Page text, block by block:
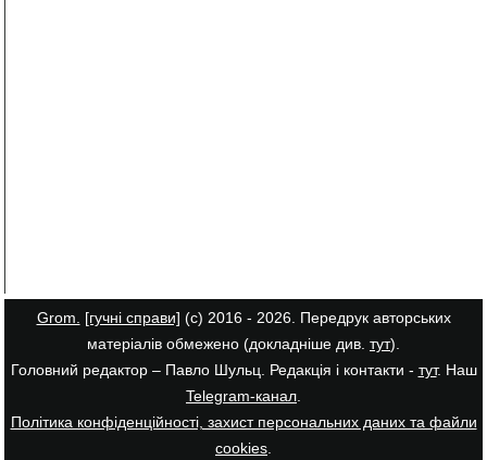
Grom. [гучні справи] (с) 2016 - 2026. Передрук авторських
матеріалів обмежено (докладніше див. тут).
Головний редактор – Павло Шульц. Редакція і контакти - тут. Наш
Telegram-канал
Політика конфіденційності, захист персональних даних та файли
cookies